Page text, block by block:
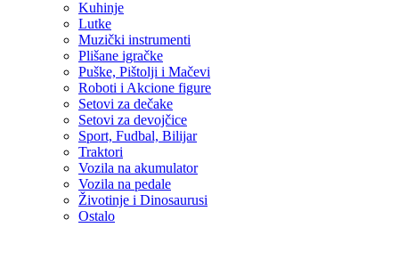
Kuhinje
Lutke
Muzički instrumenti
Plišane igračke
Puške, Pištolji i Mačevi
Roboti i Akcione figure
Setovi za dečake
Setovi za devojčice
Sport, Fudbal, Bilijar
Traktori
Vozila na akumulator
Vozila na pedale
Životinje i Dinosaurusi
Ostalo